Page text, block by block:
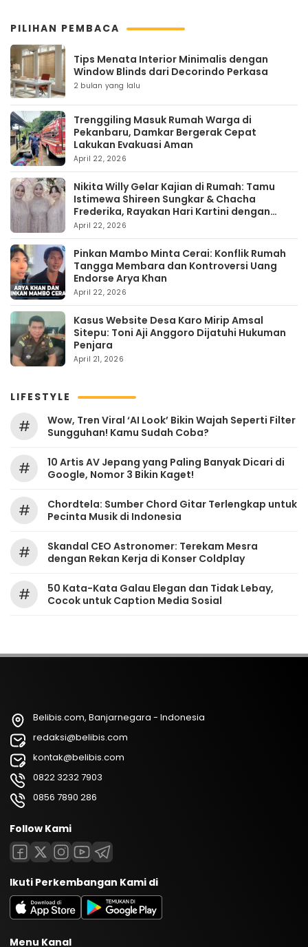
PILIHAN PEMBACA
Tips Menata Interior Minimalis dengan
Window Blinds dari Decorindo Perkasa
2 bulan yang lalu
Trenggiling Masuk Rumah Warga di
Pekanbaru, Damkar Bergerak Cepat
Lakukan Evakuasi Aman
April 22, 2026
Nikita Willy Gelar Kajian di Rumah: Tamu
Istimewa Shireen Sungkar & Chacha
Frederika, Rayakan Hari Kartini dengan
Kehangatan
April 22, 2026
Pinkan Mambo Minta Cerai: Konflik Rumah
Tangga Membara dan Kontroversi Uang
Endorse Arya Khan
April 22, 2026
Kasus Website Desa Karo Mirip Amsal
Sitepu: Toni Aji Anggoro Dijatuhi Hukuman
Penjara
April 21, 2026
LIFESTYLE
#
Wow, Tren Viral ‘AI Look’ Bikin Wajah Seperti Filter
Sungguhan! Kamu Sudah Coba?
#
10 Artis AV Jepang yang Paling Banyak Dicari di
Google, Nomor 3 Bikin Kaget!
#
Chordtela: Sumber Chord Gitar Terlengkap untuk
Pecinta Musik di Indonesia
#
Skandal CEO Astronomer: Terekam Mesra
dengan Rekan Kerja di Konser Coldplay
#
50 Kata-Kata Galau Elegan dan Tidak Lebay,
Cocok untuk Caption Media Sosial
Belibis.com, Banjarnegara - Indonesia
redaksi@belibis.com
kontak@belibis.com
0822 3232 7903
0856 7890 286
Follow Kami
Ikuti Perkembangan Kami di
Menu Kanal